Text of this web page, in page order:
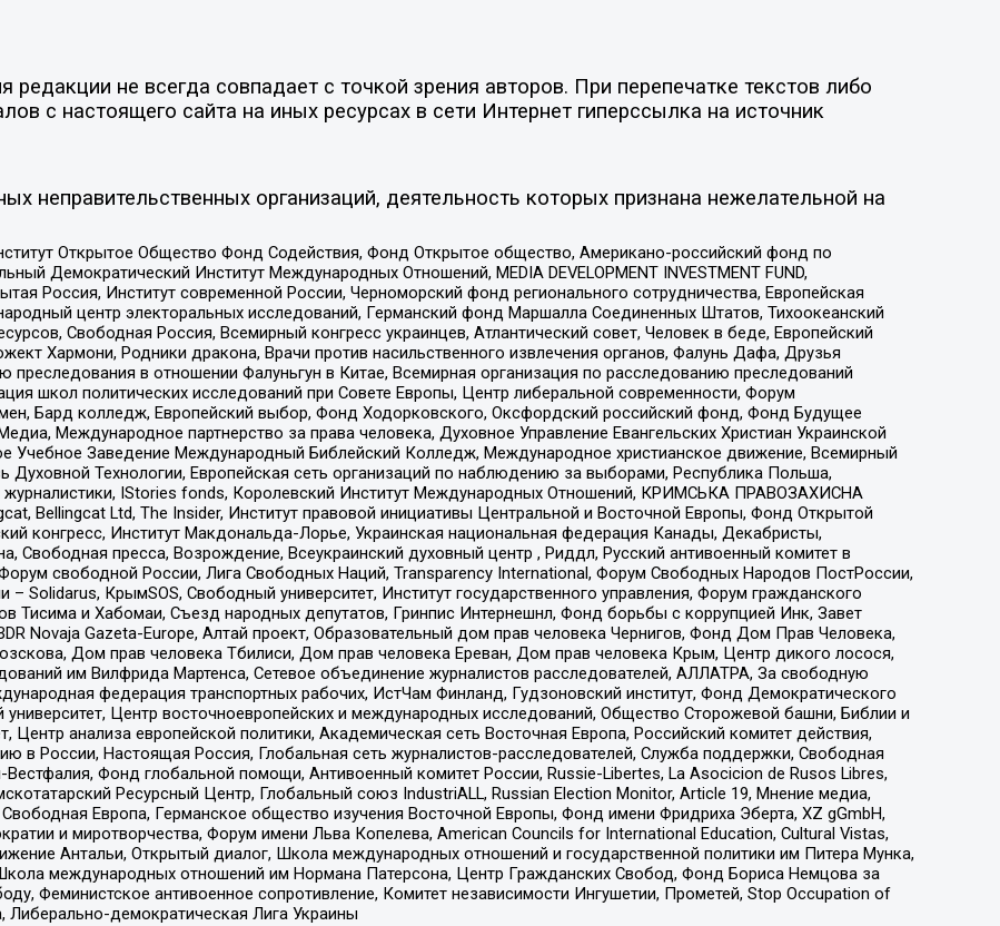
не всегда совпадает с точкой зрения авторов. При перепечатке текстов либо
с настоящего сайта на иных ресурсах в сети Интернет гиперссылка на источник
неправительственных организаций, деятельность которых признана нежелательной на
Открытое Общество Фонд Содействия, Фонд Открытое общество, Американо-российский фонд по
Демократический Институт Международных Отношений, MEDIA DEVELOPMENT INVESTMENT FUND,
Россия, Институт современной России, Черноморский фонд регионального сотрудничества, Европейская
центр электоральных исследований, Германский фонд Маршалла Соединенных Штатов, Тихоокеанский
Свободная Россия, Всемирный конгресс украинцев, Атлантический совет, Человек в беде, Европейский
Хармони, Родники дракона, Врачи против насильственного извлечения органов, Фалунь Дафа, Друзья
преследования в отношении Фалуньгун в Китае, Всемирная организация по расследованию преследований
школ политических исследований при Совете Европы, Центр либеральной современности, Форум
Бард колледж, Европейский выбор, Фонд Ходорковского, Оксфордский российский фонд, Фонд Будущее
Международное партнерство за права человека, Духовное Управление Евангельских Христиан Украинской
Учебное Заведение Международный Библейский Колледж, Международное христианское движение, Всемирный
Духовной Технологии, Европейская сеть организаций по наблюдению за выборами, Республика Польша,
IStories fonds, Королевский Институт Международных Отношений, КРИМСЬКА ПРАВОЗАХИСНА
Bellingcat Ltd, The Insider, Институт правовой инициативы Центральной и Восточной Европы, Фонд Открытой
конгресс, Институт Макдональда-Лорье, Украинская национальная федерация Канады, Декабристы,
Свободная пресса, Возрождение, Всеукраинский духовный центр , Риддл, Русский антивоенный комитет в
свободной России, Лига Свободных Наций, Transparеncy International, Форум Свободных Народов ПостРоссии,
Solidarus, КрымSOS, Свободный университет, Институт государственного управления, Форум гражданского
Тисима и Хабомаи, Съезд народных депутатов, Гринпис Интернешнл, Фонд борьбы с коррупцией Инк, Завет
Novaja Gazeta-Europe, Алтай проект, Образовательный дом прав человека Чернигов, Фонд Дом Прав Человека,
Дом прав человека Тбилиси, Дом прав человека Ереван, Дом прав человека Крым, Центр дикого лосося,
им Вилфрида Мартенса, Сетевое объединение журналистов расследователей, АЛЛАТРА, За свободную
федерация транспортных рабочих, ИстЧам Финланд, Гудзоновский институт, Фонд Демократического
университет, Центр восточноевропейских и международных исследований, Общество Сторожевой башни, Библии и
Центр анализа европейской политики, Академическая сеть Восточная Европа, Российский комитет действия,
в России, Настоящая Россия, Глобальная сеть журналистов-расследователей, Служба поддержки, Свободная
Фонд глобальной помощи, Антивоенный комитет России, Russie-Libertes, La Asocicion de Rusos Libres,
Ресурсный Центр, Глобальный союз IndustriALL, Russian Election Monitor, Article 19, Мнение медиа,
Европа, Германское общество изучения Восточной Европы, Фонд имени Фридриха Эберта, XZ gGmbH,
и миротворчества, Форум имени Льва Копелева, American Councils for International Education, Cultural Vistas,
Антальи, Открытый диалог, Школа международных отношений и государственной политики им Питера Мунка,
международных отношений им Нормана Патерсона, Центр Гражданских Свобод, Фонд Бориса Немцова за
Феминистское антивоенное сопротивление, Комитет независимости Ингушетии, Прометей, Stop Occupation of
демократическая Лига Украины